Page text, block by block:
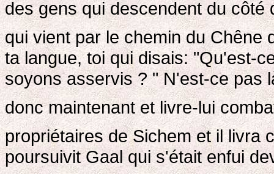
des gens qui descendent du
qui vient par le chemin du Chêne
ta langue, toi qui disais: "Qu'est-
soyons asservis ? " N'est-ce pas
donc maintenant et livre-lui
propriétaires de Sichem et il livra
poursuivit Gaal qui s'était enfui